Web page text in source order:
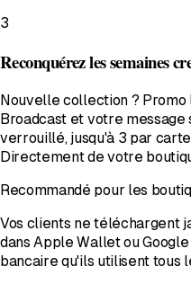
3
Reconquérez les semaines
Nouvelle collection ? Promo
Broadcast et votre
verrouillé, jusqu'à 3 par
Directement de votre
Recommandé pour les
Vos clients ne téléchargent
dans Apple Wallet ou
bancaire qu'ils utilisent tous